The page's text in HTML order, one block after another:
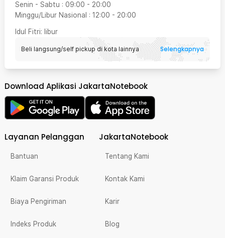
Senin - Sabtu : 09:00 - 20:00
Minggu/Libur Nasional : 12:00 - 20:00
Idul Fitri: libur
Beli langsung/self pickup di kota lainnya Selengkapnya
Download Aplikasi JakartaNotebook
Layanan Pelanggan
Bantuan
Klaim Garansi Produk
Biaya Pengiriman
Indeks Produk
JakartaNotebook
Tentang Kami
Kontak Kami
Karir
Blog